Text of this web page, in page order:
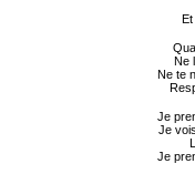
Et
Ne
Ne te
Je
Je
Je